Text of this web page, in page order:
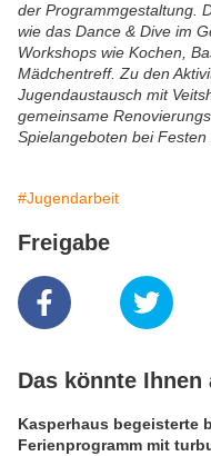
der Programmgestaltung.
wie das Dance & Dive im
Workshops wie Kochen,
Mädchentreff. Zu den
Jugendaustausch mit
gemeinsame
Spielangeboten bei Festen
#Jugendarbeit
Freigabe
Das könnte Ihnen
Kasperhaus begeisterte
Ferienprogramm mit